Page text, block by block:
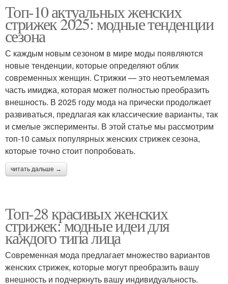
Топ-10 актуальных женских
стрижек 2025: модные тенденции
сезона
С каждым новым сезоном в мире моды появляются
новые тенденции, которые определяют облик
современных женщин. Стрижки — это неотъемлемая
часть имиджа, которая может полностью преобразить
внешность. В 2025 году мода на прически продолжает
развиваться, предлагая как классические варианты, так
и смелые эксперименты. В этой статье мы рассмотрим
топ-10 самых популярных женских стрижек сезона,
которые точно стоит попробовать.
читать дальше →
Топ-28 красивых женских
стрижек: модные идеи для
каждого типа лица
Современная мода предлагает множество вариантов
женских стрижек, которые могут преобразить вашу
внешность и подчеркнуть вашу индивидуальность.